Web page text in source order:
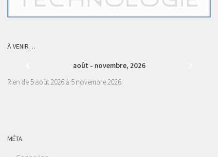
À VENIR…
août - novembre, 2026
Rien de 5 août 2026 à 5 novembre 2026.
MÉTA